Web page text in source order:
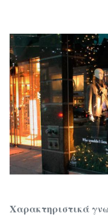
Χαρακτηριστικά